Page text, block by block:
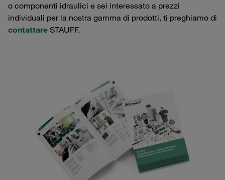
o componenti idraulici e sei interessato a prezzi
individuali per la nostra gamma di prodotti, ti preghiamo di
contattare STAUFF.